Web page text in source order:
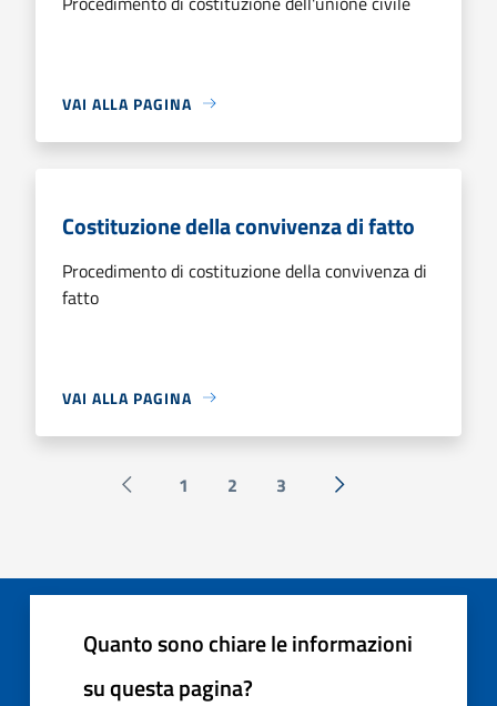
VAI ALLA PAGINA
Costituzione della convivenza di fatto
Procedimento di costituzione della convivenza di
fatto
VAI ALLA PAGINA
Pagina precedente
1 2 3 Successiva »
Quanto sono chiare le informazioni
su questa pagina?